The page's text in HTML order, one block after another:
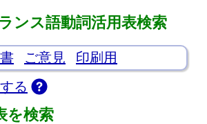
ンス語動詞活用表検索
ご意見
印刷用
る
を検索